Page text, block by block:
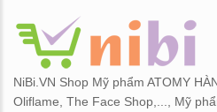
NiBi.VN Shop Mỹ phẩm ATOMY
Oliflame, The Face Shop,..., Mỹ